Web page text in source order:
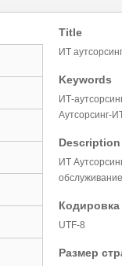
Title
ИТ
Keywords
ИТ-
Аутсорсинг-
Description
ИТ
Кодировка
UTF-8
Размер